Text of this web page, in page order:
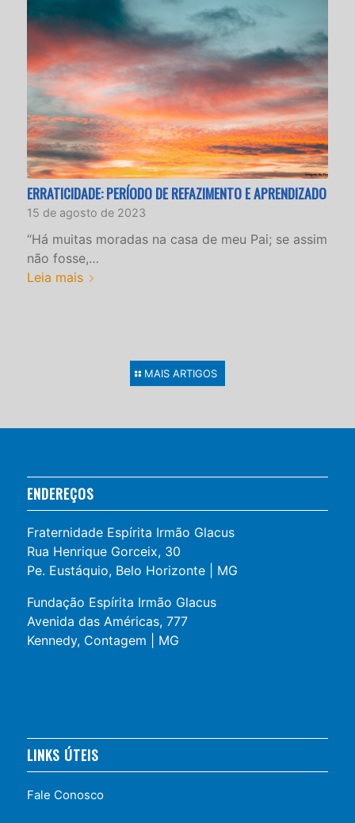
ERRATICIDADE: PERÍODO DE REFAZIMENTO E APRENDIZADO
15 de agosto de 2023
“Há muitas moradas na casa de meu Pai; se assim
não fosse,…
Leia mais
MAIS ARTIGOS
ENDEREÇOS
Fraternidade Espírita Irmão Glacus
Rua Henrique Gorceix, 30
Pe. Eustáquio, Belo Horizonte | MG
Fundação Espírita Irmão Glacus
Avenida das Américas, 777
Kennedy, Contagem | MG
LINKS ÚTEIS
Fale Conosco